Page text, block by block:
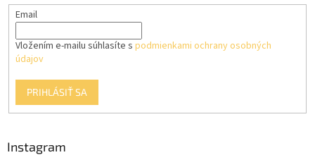
Email
Vložením e-mailu súhlasíte s podmienkami ochrany osobných
údajov
PRIHLÁSIŤ SA
Instagram